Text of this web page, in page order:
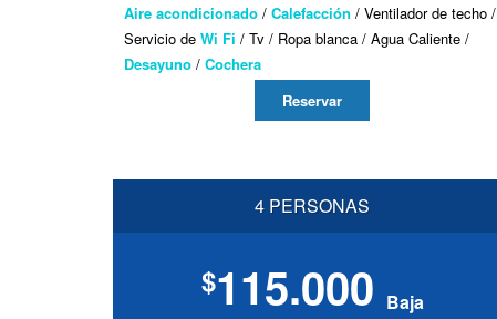
Aire acondicionado / Calefacción / Ventilador de techo /
Servicio de Wi Fi / Tv / Ropa blanca / Agua Caliente /
Desayuno / Cochera
Reservar
4 PERSONAS
$115.000 Baja